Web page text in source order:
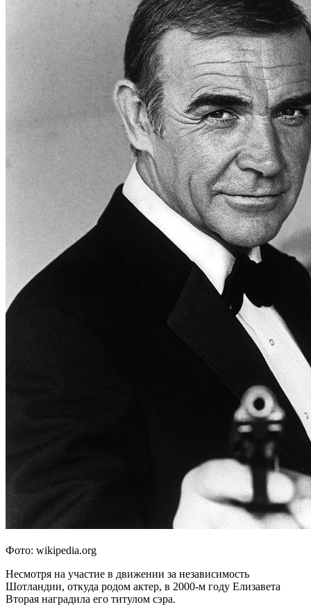
Фото: wikipedia.org
Несмотря на участие в движении за независимость
Шотландии, откуда родом актер, в 2000-м году Елизавета
Вторая наградила его титулом сэра.